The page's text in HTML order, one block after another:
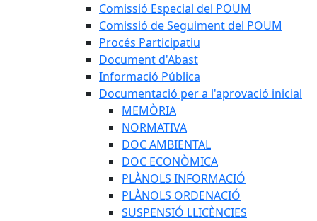
Comissió Especial del POUM
Comissió de Seguiment del POUM
Procés Participatiu
Document d'Abast
Informació Pública
Documentació per a l'aprovació inicial
MEMÒRIA
NORMATIVA
DOC AMBIENTAL
DOC ECONÒMICA
PLÀNOLS INFORMACIÓ
PLÀNOLS ORDENACIÓ
SUSPENSIÓ LLICÈNCIES